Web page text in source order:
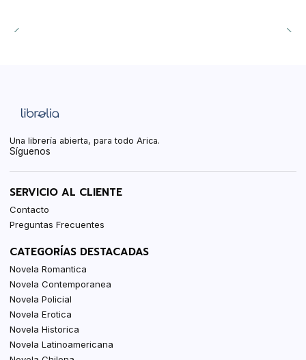
Una librería abierta, para todo Arica.
Síguenos
SERVICIO AL CLIENTE
Contacto
Preguntas Frecuentes
CATEGORÍAS DESTACADAS
Novela Romantica
Novela Contemporanea
Novela Policial
Novela Erotica
Novela Historica
Novela Latinoamericana